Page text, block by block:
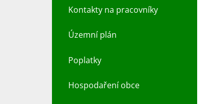
Kontakty na pracovníky
Územní plán
Poplatky
Hospodaření obce